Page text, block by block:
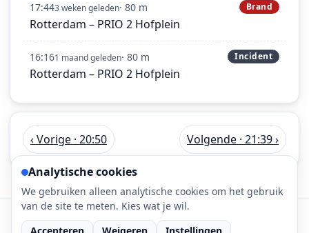
17:443 weken geleden· 80 m Brand
Rotterdam – PRIO 2 Hofplein
16:161 maand geleden· 80 m Incident
Rotterdam – PRIO 2 Hofplein
‹ Vorige · 20:50 Volgende · 21:39 ›
112-meldingen.nl • 112 meldingen is onderdeel
Analytische cookies
We gebruiken alleen analytische cookies om het gebruik
van de site te meten. Kies wat je wil.